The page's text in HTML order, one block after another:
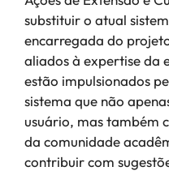
substituir o atual
encarregada do
aliados à expertise da
estão impulsionados
sistema que não
usuário, mas também
da comunidade
contribuir com